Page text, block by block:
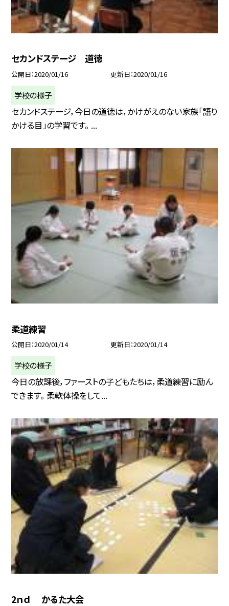
セカンドステージ 道徳
公開日 2020/01/16 更新日 2020/01/16
学校の様子
セカンドステージ，今日の道徳は，かけがえのない家族「語り
かける目」の学習です。 ...
柔道練習
公開日 2020/01/14 更新日 2020/01/14
学校の様子
今日の放課後，ファーストの子どもたちは，柔道練習に励ん
できます。 柔軟体操をして...
2ｎｄ かるた大会